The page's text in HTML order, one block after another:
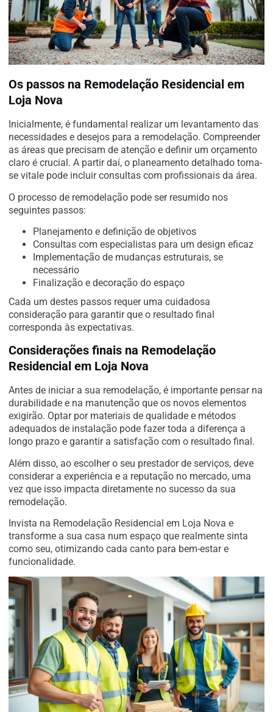
Os passos na Remodelação Residencial em
Loja Nova
Inicialmente, é fundamental realizar um levantamento das
necessidades e desejos para a remodelação. Compreender
as áreas que precisam de atenção e definir um orçamento
claro é crucial. A partir daí, o planeamento detalhado torna-
se vitale pode incluir consultas com profissionais da área.
O processo de remodelação pode ser resumido nos
seguintes passos:
Planejamento e definição de objetivos
Consultas com especialistas para um design eficaz
Implementação de mudanças estruturais, se
necessário
Finalização e decoração do espaço
Cada um destes passos requer uma cuidadosa
consideração para garantir que o resultado final
corresponda às expectativas.
Considerações finais na Remodelação
Residencial em Loja Nova
Antes de iniciar a sua remodelação, é importante pensar na
durabilidade e na manutenção que os novos elementos
exigirão. Optar por materiais de qualidade e métodos
adequados de instalação pode fazer toda a diferença a
longo prazo e garantir a satisfação com o resultado final.
Além disso, ao escolher o seu prestador de serviços, deve
considerar a experiência e a reputação no mercado, uma
vez que isso impacta diretamente no sucesso da sua
remodelação.
Invista na Remodelação Residencial em Loja Nova e
transforme a sua casa num espaço que realmente sinta
como seu, otimizando cada canto para bem-estar e
funcionalidade.